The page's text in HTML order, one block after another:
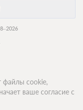
файлы cookie,
ваше согласие с